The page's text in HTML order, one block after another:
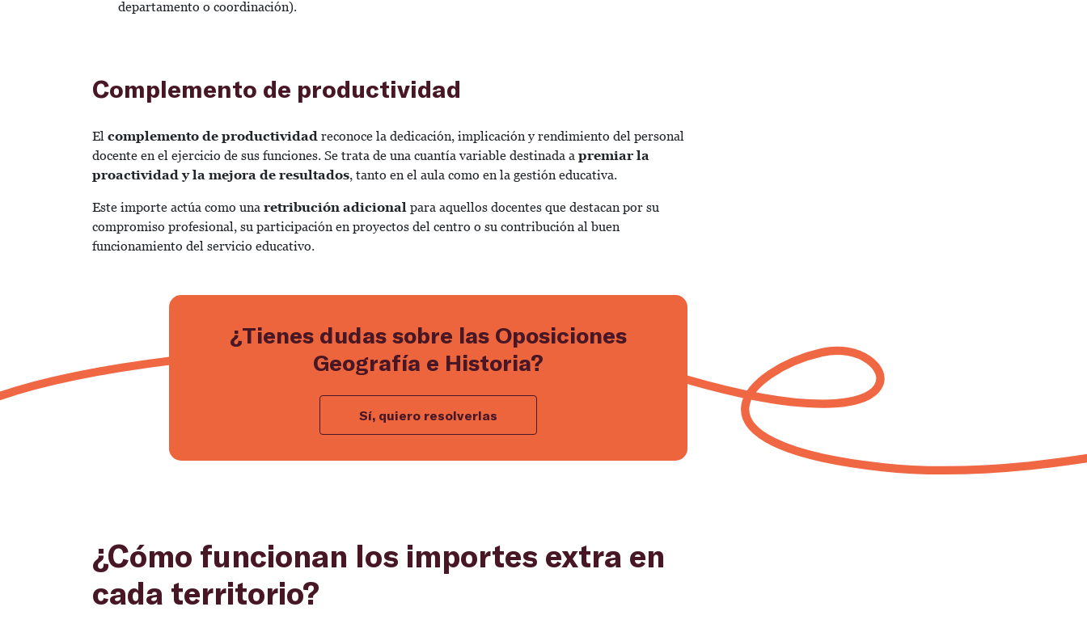
departamento o coordinación).
Complemento de productividad
El complemento de productividad reconoce la dedicación, implicación y rendimiento del personal
docente en el ejercicio de sus funciones. Se trata de una cuantía variable destinada a premiar la
proactividad y la mejora de resultados, tanto en el aula como en la gestión educativa.
Este importe actúa como una retribución adicional para aquellos docentes que destacan por su
compromiso profesional, su participación en proyectos del centro o su contribución al buen
funcionamiento del servicio educativo.
¿Tienes dudas sobre las Oposiciones
Geografía e Historia?
Sí, quiero resolverlas
¿Cómo funcionan los importes extra en
cada territorio?